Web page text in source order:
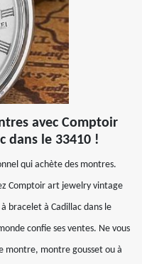
avec Comptoir
dans le 33410 !
qui achète des montres.
Comptoir art jewelry vintage
bracelet à Cadillac dans le
confie ses ventes. Ne vous
montre, montre gousset ou à